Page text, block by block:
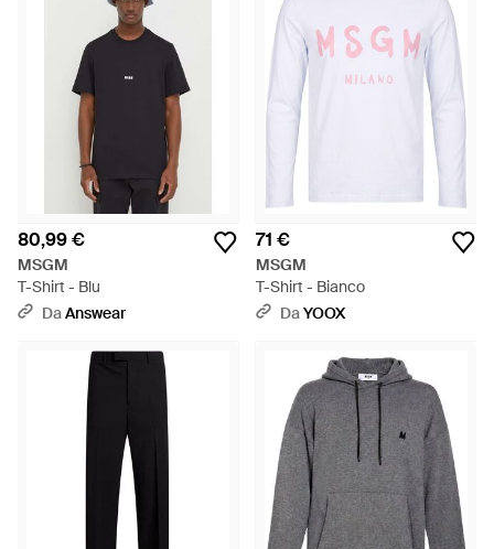
80,99 €
MSGM
T-Shirt - Blu
DaAnswear
71 €
MSGM
T-Shirt - Bianco
DaYOOX